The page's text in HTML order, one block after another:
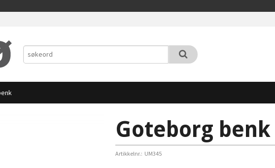
Goteborg benk
Artikkelnr.: UM345